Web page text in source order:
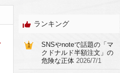
ランキング
1
SNSやnoteで話題の「マ
クドナルド半額注文」の
危険な正体 2026/7/1